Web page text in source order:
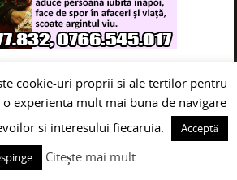
cookie-uri proprii si ale tertilor pentru
experienta mult mai buna de navigare
si interesului fiecaruia.
Acceptă
Citește mai mult